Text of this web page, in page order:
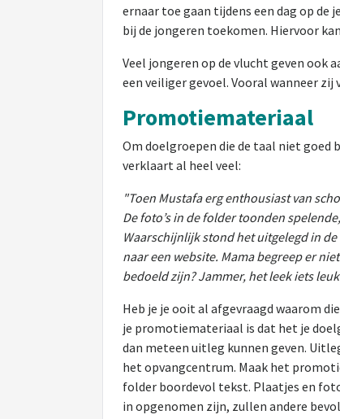
ernaar toe gaan tijdens een dag op
bij de jongeren toekomen. Hiervoor
Veel jongeren op de vlucht geven ook
een veiliger gevoel. Vooral wanneer zij
Promotiemateriaal
Om doelgroepen die de taal niet goed
verklaart al heel veel:
"Toen Mustafa erg enthousiast van
De foto’s in de folder toonden
Waarschijnlijk stond het uitgelegd in
naar een website. Mama begreep er
bedoeld zijn? Jammer, het leek iets
Heb je je ooit al afgevraagd waarom
je promotiemateriaal is dat het je
dan meteen uitleg kunnen geven.
het opvangcentrum. Maak het
folder boordevol tekst. Plaatjes en
in opgenomen zijn, zullen andere